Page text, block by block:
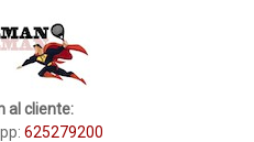
al cliente:
625279200